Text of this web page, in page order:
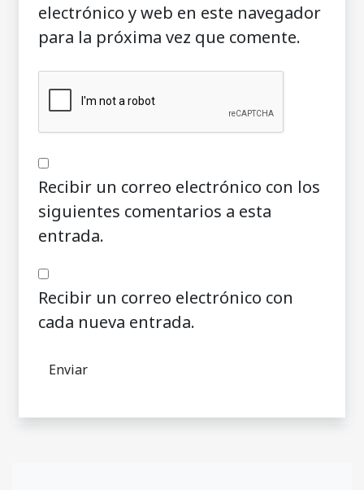
electrónico y web en este navegador
para la próxima vez que comente.
Recibir un correo electrónico con los
siguientes comentarios a esta
entrada.
Recibir un correo electrónico con
cada nueva entrada.